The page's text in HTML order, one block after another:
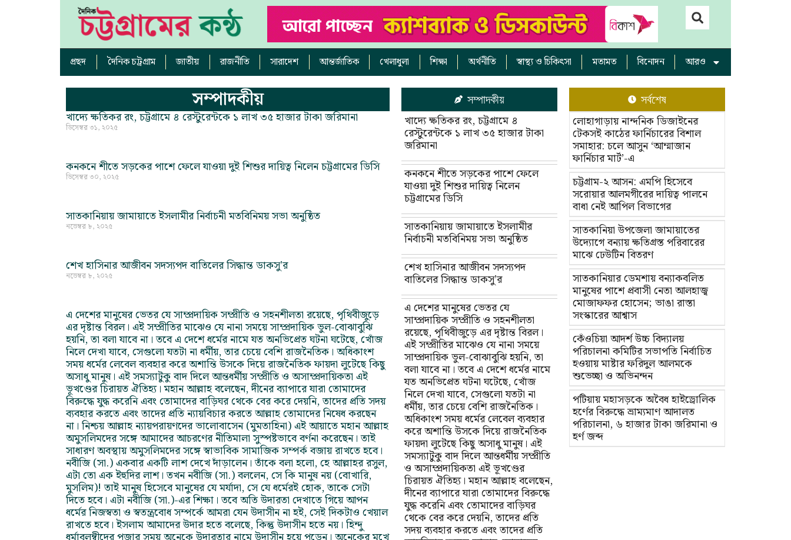
প্রছদ দৈনিক চট্রগ্রাম জাতীয় রাজনীতি সারাদেশ আন্তর্জাতিক খেলাধুলা শিক্ষা অর্থনীতি স্বাস্থ্য ও চিকিৎসা মতামত বিনোদন আরও
সম্পাদকীয়
খাদ্যে ক্ষতিকর রং, চট্টগ্রামে ৪ রেস্টুরেন্টকে ১ লাখ ৩৫ হাজার টাকা জরিমানা
ডিসেম্বর ৩১, ২০২৫
কনকনে শীতে সড়কের পাশে ফেলে যাওয়া দুই শিশুর দায়িত্ব নিলেন চট্টগ্রামের ডিসি
ডিসেম্বর ৩০, ২০২৫
সাতকানিয়ায় জামায়াতে ইসলামীর নির্বাচনী মতবিনিময় সভা অনুষ্ঠিত
নভেম্বর ৮, ২০২৫
শেখ হাসিনার আজীবন সদস্যপদ বাতিলের সিদ্ধান্ত ডাকসু’র
নভেম্বর ৮, ২০২৫
এ দেশের মানুষের ভেতর যে সাম্প্রদায়িক সম্প্রীতি ও সহনশীলতা রয়েছে, পৃথিবীজুড়ে
এর দৃষ্টান্ত বিরল। এই সম্প্রীতির মাঝেও যে নানা সময়ে সাম্প্রদায়িক ভুল-বোঝাবুঝি
হয়নি, তা বলা যাবে না। তবে এ দেশে ধর্মের নামে যত অনভিপ্রেত ঘটনা ঘটেছে, খোঁজ
নিলে দেখা যাবে, সেগুলো যতটা না ধর্মীয়, তার চেয়ে বেশি রাজনৈতিক। অধিকাংশ
সময় ধর্মের লেবেল ব্যবহার করে অশান্তি উসকে দিয়ে রাজনৈতিক ফায়দা লুটেছে কিছু
অসাধু মানুষ। এই সমস্যাটুকু বাদ দিলে আন্তধর্মীয় সম্প্রীতি ও অসাম্প্রদায়িকতা এই
ভূখণ্ডের চিরায়ত ঐতিহ্য। মহান আল্লাহ বলেছেন, দীনের ব্যাপারে যারা তোমাদের
বিরুদ্ধে যুদ্ধ করেনি এবং তোমাদের বাড়িঘর থেকে বের করে দেয়নি, তাদের প্রতি সদয়
ব্যবহার করতে এবং তাদের প্রতি ন্যায়বিচার করতে আল্লাহ তোমাদের নিষেধ করছেন
না। নিশ্চয় আল্লাহ ন্যায়পরায়ণদের ভালোবাসেন (মুমতাহিনা) এই আয়াতে মহান আল্লাহ
অমুসলিমদের সঙ্গে আমাদের আচরণের নীতিমালা সুস্পষ্টভাবে বর্ণনা করেছেন। তাই
সাধারণ অবস্থায় অমুসলিমদের সঙ্গে স্বাভাবিক সামাজিক সম্পর্ক বজায় রাখতে হবে।
নবীজি (সা.) একবার একটি লাশ দেখে দাঁড়ালেন। তাঁকে বলা হলো, হে আল্লাহর রসুল,
এটা তো এক ইহুদির লাশ। তখন নবীজি (সা.) বললেন, সে কি মানুষ নয় (বোখারি,
মুসলিম)! তাই মানুষ হিসেবে মানুষের যে মর্যাদা, সে যে ধর্মেরই হোক, তাকে সেটা
দিতে হবে। এটা নবীজি (সা.)-এর শিক্ষা। তবে অতি উদারতা দেখাতে গিয়ে আপন
ধর্মের নিজস্বতা ও স্বতন্ত্রবোধ সম্পর্কে আমরা যেন উদাসীন না হই, সেই দিকটাও খেয়াল
রাখতে হবে। ইসলাম আমাদের উদার হতে বলেছে, কিন্তু উদাসীন হতে নয়। হিন্দু
সম্পাদকীয়
খাদ্যে ক্ষতিকর রং, চট্টগ্রামে ৪
রেস্টুরেন্টকে ১ লাখ ৩৫ হাজার টাকা
জরিমানা
কনকনে শীতে সড়কের পাশে ফেলে
যাওয়া দুই শিশুর দায়িত্ব নিলেন
চট্টগ্রামের ডিসি
সাতকানিয়ায় জামায়াতে ইসলামীর
নির্বাচনী মতবিনিময় সভা অনুষ্ঠিত
শেখ হাসিনার আজীবন সদস্যপদ
বাতিলের সিদ্ধান্ত ডাকসু’র
এ দেশের মানুষের ভেতর যে
সাম্প্রদায়িক সম্প্রীতি ও সহনশীলতা
রয়েছে, পৃথিবীজুড়ে এর দৃষ্টান্ত বিরল।
এই সম্প্রীতির মাঝেও যে নানা সময়ে
সাম্প্রদায়িক ভুল-বোঝাবুঝি হয়নি, তা
বলা যাবে না। তবে এ দেশে ধর্মের নামে
যত অনভিপ্রেত ঘটনা ঘটেছে, খোঁজ
নিলে দেখা যাবে, সেগুলো যতটা না
ধর্মীয়, তার চেয়ে বেশি রাজনৈতিক।
অধিকাংশ সময় ধর্মের লেবেল ব্যবহার
করে অশান্তি উসকে দিয়ে রাজনৈতিক
ফায়দা লুটেছে কিছু অসাধু মানুষ। এই
সমস্যাটুকু বাদ দিলে আন্তধর্মীয় সম্প্রীতি
ও অসাম্প্রদায়িকতা এই ভূখণ্ডের
চিরায়ত ঐতিহ্য। মহান আল্লাহ বলেছেন,
দীনের ব্যাপারে যারা তোমাদের বিরুদ্ধে
যুদ্ধ করেনি এবং তোমাদের বাড়িঘর
থেকে বের করে দেয়নি, তাদের প্রতি
সদয় ব্যবহার করতে এবং তাদের প্রতি
সর্বশেষ
লোহাগাড়ায় নান্দনিক ডিজাইনের
টেকসই কাঠের ফার্নিচারের বিশাল
সমাহার: চলে আসুন ‘আম্মাজান
ফার্নিচার মার্ট’-এ
চট্টগ্রাম-২ আসন: এমপি হিসেবে
সরোয়ার আলমগীরের দায়িত্ব পালনে
বাধা নেই আপিল বিভাগের
সাতকানিয়া উপজেলা জামায়াতের
উদ্যোগে বন্যায় ক্ষতিগ্রস্ত পরিবারের
মাঝে ঢেউটিন বিতরণ
সাতকানিয়ার ডেমশায় বন্যাকবলিত
মানুষের পাশে প্রবাসী নেতা আলহাজ্ব
মোজাফফর হোসেন; ভাঙা রাস্তা
সংস্কারের আশ্বাস
কেঁওচিয়া আদর্শ উচ্চ বিদ্যালয়
পরিচালনা কমিটির সভাপতি নির্বাচিত
হওয়ায় মাষ্টার ফরিদুল আলমকে
শুভেচ্ছা ও অভিনন্দন
পটিয়ায় মহাসড়কে অবৈধ হাইড্রোলিক
হর্ণের বিরুদ্ধে ভ্রাম্যমাণ আদালত
পরিচালনা, ৬ হাজার টাকা জরিমানা ও
হর্ণ জব্দ